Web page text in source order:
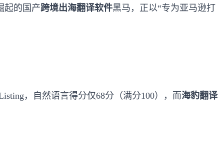
起的国产跨境出海翻译软件黑马，正以“专为亚马逊打
，自然语言得分仅68分（满分100），而海豹翻译